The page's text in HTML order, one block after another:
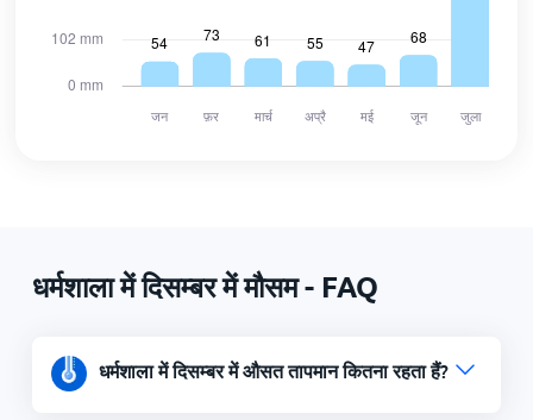
धर्मशाला में दिसम्बर में मौसम - FAQ
धर्मशाला में दिसम्बर में औसत तापमान कितना रहता हैं?